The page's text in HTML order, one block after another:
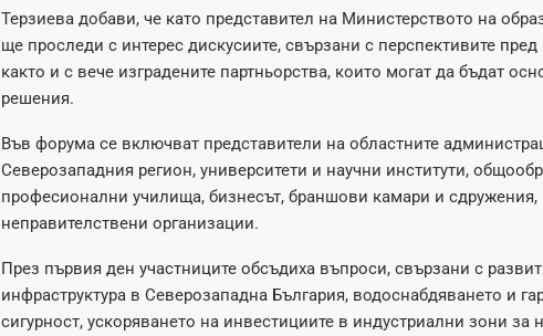
Терзиева добави, че като представител на Министерството на
ще проследи с интерес дискусиите, свързани с перспективите
както и с вече изградените партньорства, които могат да бъдат
решения.
Във форума се включват представители на областните
Северозападния регион, университети и научни институти,
професионални училища, бизнесът, браншови камари и сдружения,
неправителствени организации.
През първия ден участниците обсъдиха въпроси, свързани с
инфраструктура в Северозападна България, водоснабдяването и
сигурност, ускоряването на инвестициите в индустриални зони за